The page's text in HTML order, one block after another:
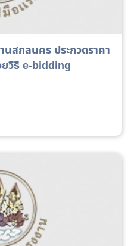
สกลนคร ประกวดราคา
วิธี e-bidding